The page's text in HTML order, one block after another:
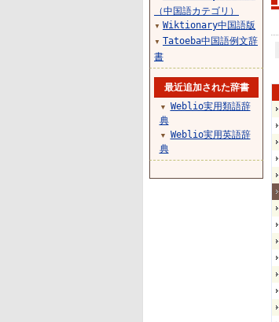
（中国語カテゴリ）
▼ Wiktionary中国語版
▼ Tatoeba中国語例文辞
書
最近追加された辞書
▼
Weblio実用類語辞
典
▼
Weblio実用英語辞
典